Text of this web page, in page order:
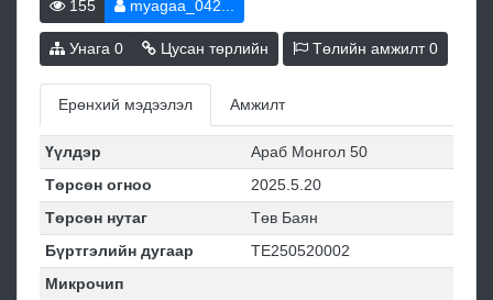
155 myagaa_042...
Унага 0 Цусан төрлийн Төлийн амжилт0
Ерөнхий мэдээлэл Амжилт
Үүлдэр
Араб Монгол 50
Төрсөн огноо
2025.5.20
Төрсөн нутаг
Төв Баян
Бүртгэлийн дугаар
ТЕ250520002
Микрочип